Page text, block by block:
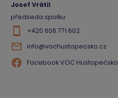
Josef Vrátil
předseda spolku
+420 606 771 602
info@vochustopecsko.cz
Facebook VOC Hustopečsko